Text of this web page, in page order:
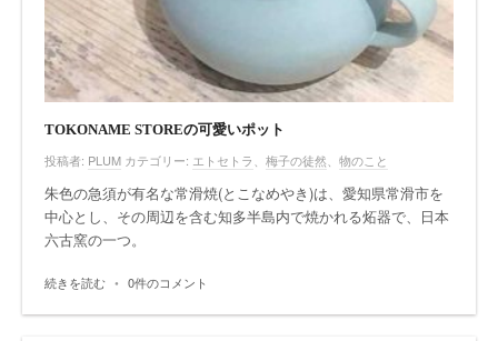
TOKONAME STOREの可愛いポット
投稿者: PLUM カテゴリー: エトセトラ 梅子の徒然 物のこと
朱色の急須が有名な常滑焼(とこなめやき)は、愛知県常滑市を
中心とし、その周辺を含む知多半島内で焼かれる炻器で、日本
六古窯の一つ。
続きを読む • 0件のコメント